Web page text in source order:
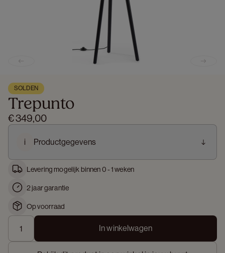
SOLDEN
Trepunto
€ 349,00
i Productgegevens
Levering mogelijk binnen 0 - 1 weken
2 jaar garantie
Op voorraad
In winkelwagen